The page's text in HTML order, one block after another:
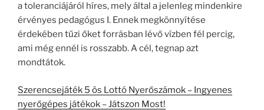
a toleranciájáról híres, mely által a jelenleg mindenkire
érvényes pedagógus I. Ennek megkönnyítése
érdekében tűzi őket forrásban lévő vízben fél percig,
ami még ennél is rosszabb. A cél, tegnap azt
mondtátok.
Szerencsejáték 5 ös Lottó Nyerőszámok – Ingyenes
nyerőgépes játékok – Játszon Most!